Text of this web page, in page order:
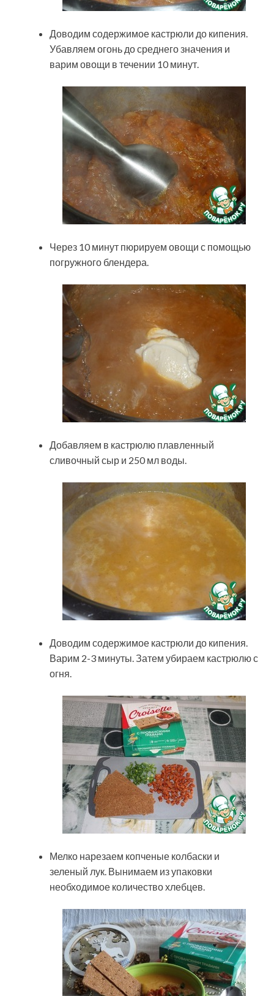
Доводим содержимое кастрюли до кипения.
Убавляем огонь до среднего значения и
варим овощи в течении 10 минут.
Через 10 минут пюрируем овощи с помощью
погружного блендера.
Добавляем в кастрюлю плавленный
сливочный сыр и 250 мл воды.
Доводим содержимое кастрюли до кипения.
Варим 2-3 минуты. Затем убираем кастрюлю с
огня.
Мелко нарезаем копченые колбаски и
зеленый лук. Вынимаем из упаковки
необходимое количество хлебцев.